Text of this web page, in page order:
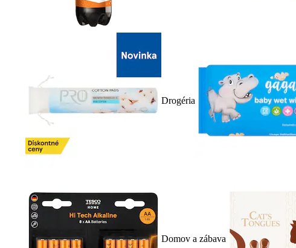
Drogéria
Domov a zábava